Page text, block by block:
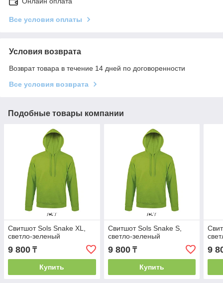
Все условия оплаты
Условия возврата
Возврат товара в течение 14 дней по договоренности
Все условия возврата
Подобные товары компании
Свитшот Sols Snake XL,
светло-зеленый
9 800 ₸
Купить
Свитшот Sols Snake S,
светло-зеленый
9 800₸
Купить
9